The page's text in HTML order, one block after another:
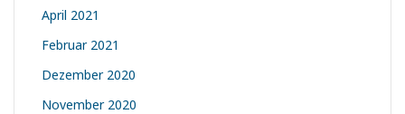
April 2021
Februar 2021
Dezember 2020
November 2020